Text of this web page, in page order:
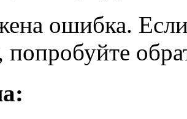
ошибка.